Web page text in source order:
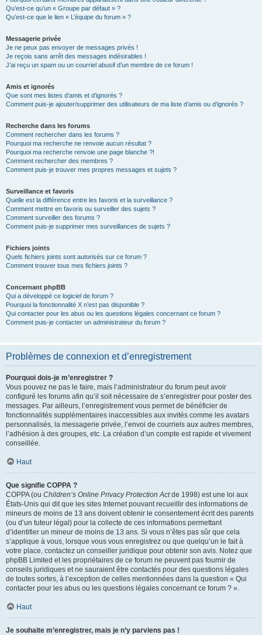
Qu’est-ce qu’un « Groupe par défaut » ?
Qu’est-ce que le lien « L’équipe du forum » ?
Messagerie privée
Je ne peux pas envoyer de messages privés !
Je reçois sans arrêt des messages indésirables !
J’ai reçu un spam ou un courriel abusif d’un membre de ce forum !
Amis et ignorés
Que sont mes listes d’amis et d’ignorés ?
Comment puis-je ajouter/supprimer des utilisateurs de ma liste d’amis ou d’ignorés ?
Recherche dans les forums
Comment rechercher dans les forums ?
Pourquoi ma recherche ne renvoie aucun résultat ?
Pourquoi ma recherche renvoie une page blanche ?!
Comment rechercher des membres ?
Comment puis-je trouver mes propres messages et sujets ?
Surveillance et favoris
Quelle est la différence entre les favoris et la surveillance ?
Comment mettre en favoris ou surveiller des sujets ?
Comment surveiller des forums ?
Comment puis-je supprimer mes surveillances de sujets ?
Fichiers joints
Quels fichiers joints sont autorisés sur ce forum ?
Comment trouver tous mes fichiers joints ?
Concernant phpBB
Qui a développé ce logiciel de forum ?
Pourquoi la fonctionnalité X n’est pas disponible ?
Qui contacter pour les abus ou les questions légales concernant ce forum ?
Comment puis-je contacter un administrateur du forum ?
Problèmes de connexion et d’enregistrement
Pourquoi dois-je m’enregistrer ?
Vous pouvez ne pas le faire, mais l’administrateur du forum peut avoir
configuré les forums afin qu’il soit nécessaire de s’enregistrer pour poster des
messages. Par ailleurs, l’enregistrement vous permet de bénéficier de
fonctionnalités supplémentaires inaccessibles aux invités comme les avatars
personnalisés, la messagerie privée, l’envoi de courriels aux autres membres,
l’adhésion à des groupes, etc. La création d’un compte est rapide et vivement
conseillée.
Haut
Que signifie COPPA ?
COPPA (ou Children’s Online Privacy Protection Actde 1998) est une loi aux
États-Unis qui dit que les sites Internet pouvant recueillir des informations de
mineurs de moins de 13 ans doivent obtenir le consentement écrit des parents
(ou d’un tuteur légal) pour la collecte de ces informations permettant
d’identifier un mineur de moins de 13 ans. Si vous n’êtes pas sûr que cela
s’applique à vous, lorsque vous vous enregistrez ou que quelqu’un le fait à
votre place, contactez un conseiller juridique pour obtenir son avis. Notez que
phpBB Limited et les propriétaires de ce forum ne peuvent pas fournir de
conseils juridiques et ne sauraient être contactés pour des questions légales
de toutes sortes, à l’exception de celles mentionnées dans la question « Qui
contacter pour les abus ou les questions légales concernant ce forum ? ».
Haut
Je souhaite m’enregistrer, mais je n’y parviens pas !